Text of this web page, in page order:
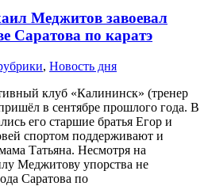
Меджитов завоевал
Саратова по каратэ
, Новость дня
клуб «Калининск» (тренер
в сентябре прошлого года. В
его старшие братья Егор и
спортом поддерживают и
Татьяна. Несмотря на
Меджитову упорства не
Саратова по